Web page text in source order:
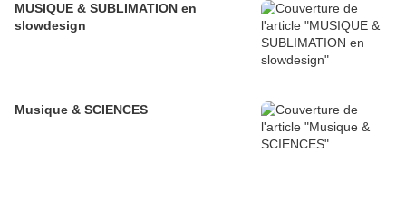
MUSIQUE & SUBLIMATION en
slowdesign
Musique & SCIENCES